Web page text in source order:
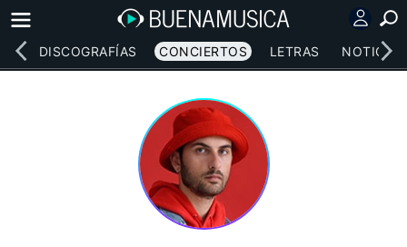
DISCOGRAFÍAS CONCIERTOS LETRAS NOTICIAS